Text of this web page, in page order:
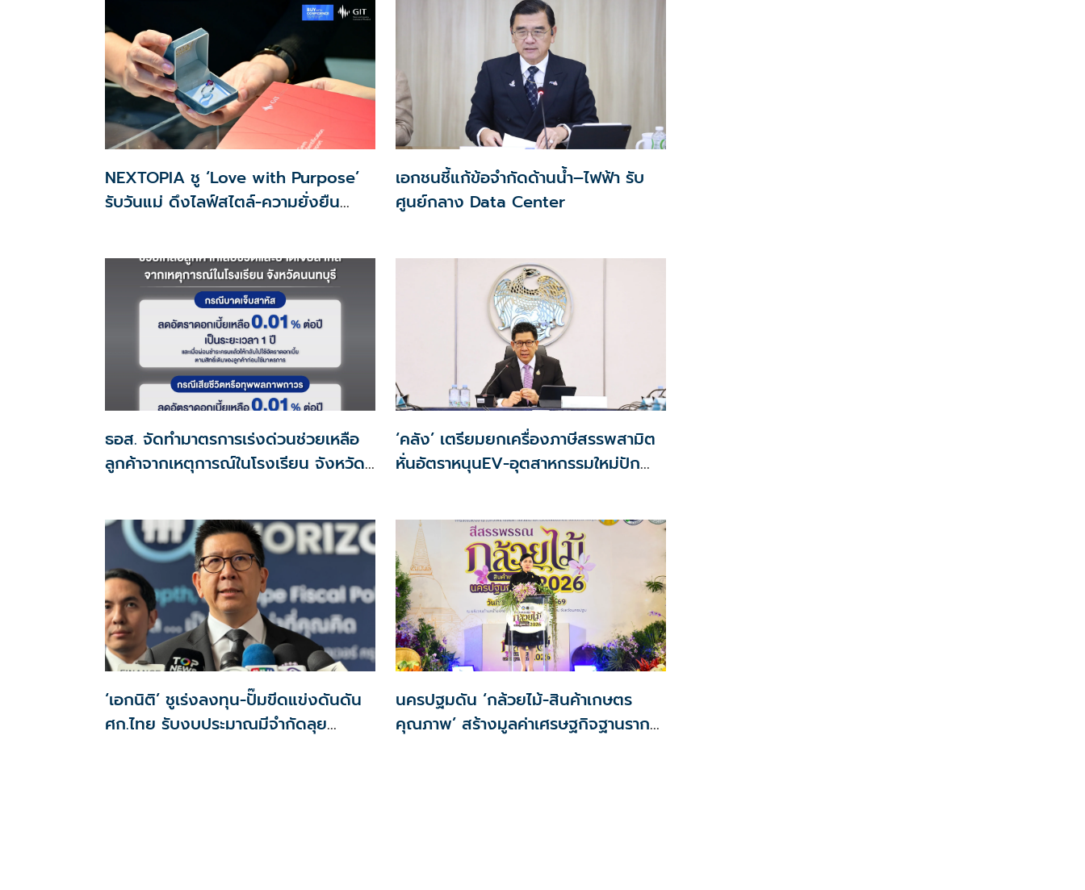
NEXTOPIA ชู ‘Love with Purpose’
รับวันแม่ ดึงไลฟ์สไตล์-ความยั่งยืน
เอกชนชี้แก้ข้อจำกัดด้านน้ำ–ไฟฟ้า รับ
ศูนย์กลาง Data Center
ธอส. จัดทำมาตรการเร่งด่วนช่วยเหลือ
ลูกค้าจากเหตุการณ์ในโรงเรียน จังหวัด
สัญญา
‘คลัง’ เตรียมยกเครื่องภาษีสรรพสามิต
หั่นอัตราหนุนEV-อุตสาหกรรมใหม่ปัก
‘เอกนิติ’ ชูเร่งลงทุน-ปั๊มขีดแข่งดันดัน
ศก.ไทย รับงบประมาณมีจำกัดลุย
นครปฐมดัน ‘กล้วยไม้-สินค้าเกษตร
คุณภาพ’ สร้างมูลค่าเศรษฐกิจฐานราก